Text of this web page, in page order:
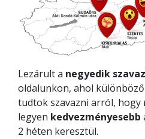
Lezárult a negyedik
oldalunkon, ahol
tudtok szavazni arról, hogy
legyen kedvezményesebb
2 héten keresztül.